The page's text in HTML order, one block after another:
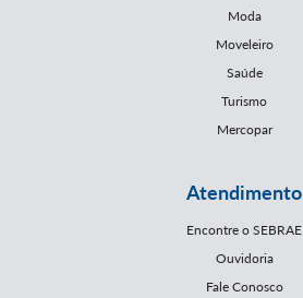
Moda
Moveleiro
Saúde
Turismo
Mercopar
Atendimento
Encontre o SEBRAE
Ouvidoria
Fale Conosco